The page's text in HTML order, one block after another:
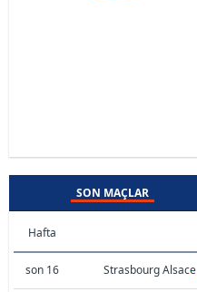
SON MAÇLAR
Hafta
son 16 Strasbourg Alsace